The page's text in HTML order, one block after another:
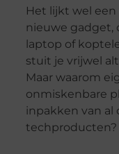
Het lijkt wel een
nieuwe gadget,
laptop of
stuit je vrijwel
Maar waarom
onmiskenbare
inpakken van al
techproducten?